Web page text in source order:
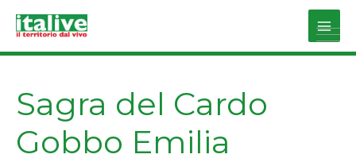
Main
Sagra del Cardo
Gobbo Emilia